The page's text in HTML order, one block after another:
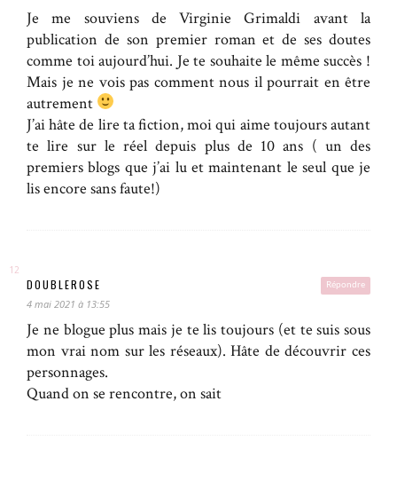
Je me souviens de Virginie Grimaldi avant la
publication de son premier roman et de ses doutes
comme toi aujourd’hui. Je te souhaite le même succès !
Mais je ne vois pas comment nous il pourrait en être
autrement
J’ai hâte de lire ta fiction, moi qui aime toujours autant
te lire sur le réel depuis plus de 10 ans ( un des
premiers blogs que j’ai lu et maintenant le seul que je
lis encore sans faute!)
Répondre
DOUBLEROSE
4 mai 2021 à 13:55
Je ne blogue plus mais je te lis toujours (et te suis sous
mon vrai nom sur les réseaux). Hâte de découvrir ces
personnages.
Quand on se rencontre, on sait